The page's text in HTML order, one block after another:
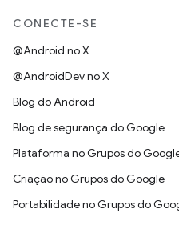
CONECTE-SE
@Android no X
@AndroidDev no X
Blog do Android
Blog de segurança do Google
Plataforma no Grupos do
Criação no Grupos do Google
Portabilidade no Grupos do